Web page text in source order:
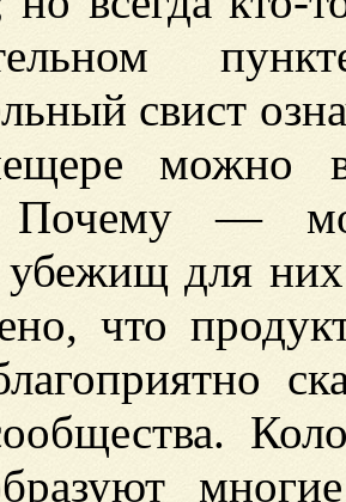
свист
можно
—
для
что